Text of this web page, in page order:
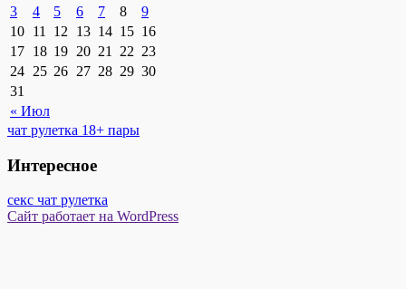
« Июл
3
4 5 6 7 8
9
10 11 12 13 14 15 16
17 18 19 20 21 22 23
24 25 26 27 28 29 30
31
чат рулетка 18+ пары
Интересное
секс чат рулетка
Сайт работает на WordPress